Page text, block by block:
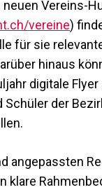
Vereins-
vereine)
für sie
hinaus
digitale Flyer
Schüler der
angepassten
klare